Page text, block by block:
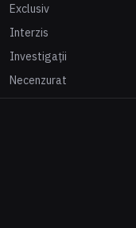
Exclusiv
Interzis
Investigații
Necenzurat